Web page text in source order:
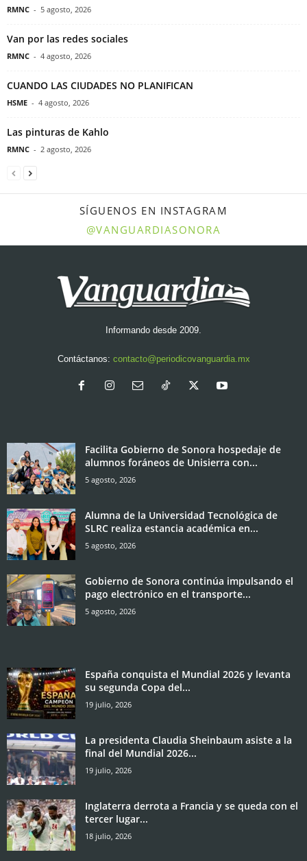
RMNC - 5 agosto, 2026
Van por las redes sociales
RMNC - 4 agosto, 2026
CUANDO LAS CIUDADES NO PLANIFICAN
HSME - 4 agosto, 2026
Las pinturas de Kahlo
RMNC - 2 agosto, 2026
SÍGUENOS EN INSTAGRAM
@VANGUARDIASONORA
Informando desde 2009.
Contáctanos: contacto@periodicovanguardia.mx
Facilita Gobierno de Sonora hospedaje de
alumnos foráneos de Unisierra con...
5 agosto, 2026
Alumna de la Universidad Tecnológica de
SLRC realiza estancia académica en...
5 agosto, 2026
Gobierno de Sonora continúa impulsando el
pago electrónico en el transporte...
5 agosto, 2026
España conquista el Mundial 2026 y levanta
su segunda Copa del...
19 julio, 2026
La presidenta Claudia Sheinbaum asiste a la
final del Mundial 2026...
19 julio, 2026
Inglaterra derrota a Francia y se queda con el
tercer lugar...
18 julio, 2026